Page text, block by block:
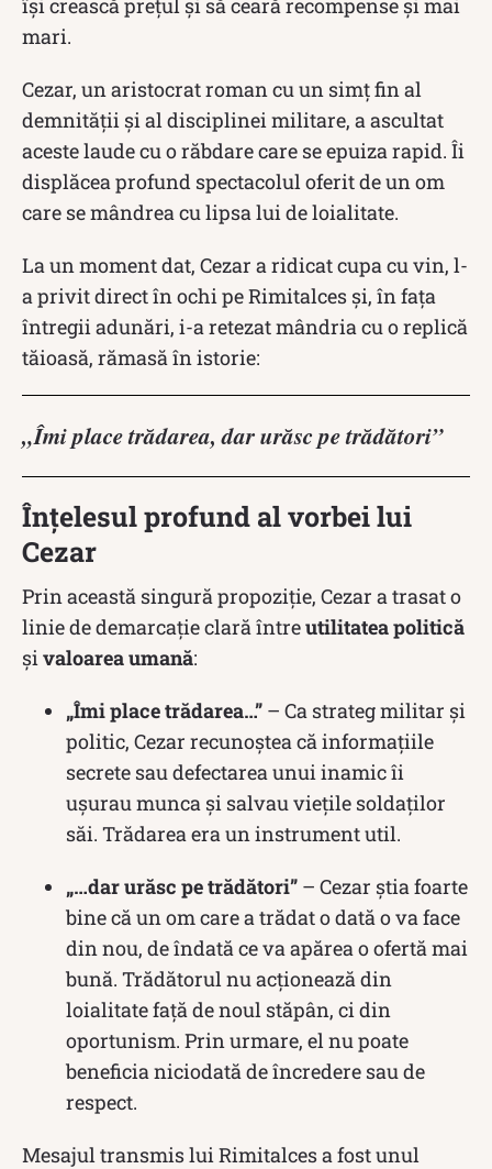
mari.
Cezar, un aristocrat roman cu un simț fin al
demnității și al disciplinei militare, a ascultat
aceste laude cu o răbdare care se epuiza rapid. Îi
displăcea profund spectacolul oferit de un om
care se mândrea cu lipsa lui de loialitate.
La un moment dat, Cezar a ridicat cupa cu vin, l-
a privit direct în ochi pe Rimitalces și, în fața
întregii adunări, i-a retezat mândria cu o replică
tăioasă, rămasă în istorie:
„Îmi place trădarea, dar urăsc pe trădători”
Înțelesul profund al vorbei lui
Cezar
Prin această singură propoziție, Cezar a trasat o
linie de demarcație clară întreutilitatea politică
și valoarea umană:
„Îmi place trădarea…” – Ca strateg militar și
politic, Cezar recunoștea că informațiile
secrete sau defectarea unui inamic îi
ușurau munca și salvau viețile soldaților
săi. Trădarea era un instrument util.
„…dar urăsc pe trădători” – Cezar știa foarte
bine că un om care a trădat o dată o va face
din nou, de îndată ce va apărea o ofertă mai
bună. Trădătorul nu acționează din
loialitate față de noul stăpân, ci din
oportunism. Prin urmare, el nu poate
beneficia niciodată de încredere sau de
respect.
Mesajul transmis lui Rimitalces a fost unul